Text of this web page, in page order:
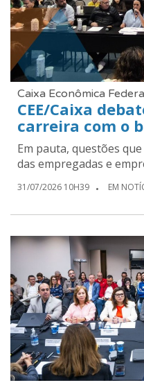
Caixa Econômica
CEE/Caixa
carreira com o
Em pauta, questões
das empregadas e
31/07/2026 10H39 EM